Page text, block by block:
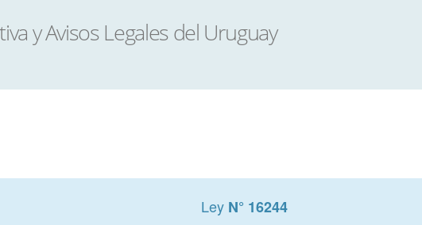
Ley N° 16244